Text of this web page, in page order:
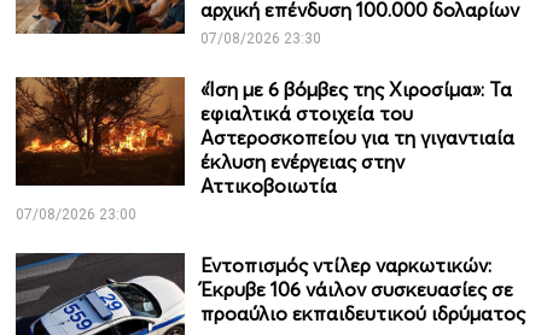
αρχική επένδυση 100.000 δολαρίων
07/08/2026 23:30
«Ίση με 6 βόμβες της Χιροσίμα»: Τα
εφιαλτικά στοιχεία του
Αστεροσκοπείου για τη γιγαντιαία
έκλυση ενέργειας στην
Αττικοβοιωτία
07/08/2026 23:00
Εντοπισμός ντίλερ ναρκωτικών:
Έκρυβε 106 νάιλον συσκευασίες σε
προαύλιο εκπαιδευτικού ιδρύματος